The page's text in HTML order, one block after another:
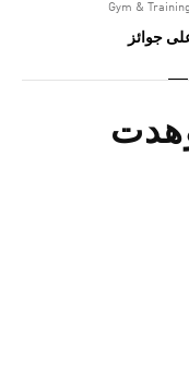
جوائز